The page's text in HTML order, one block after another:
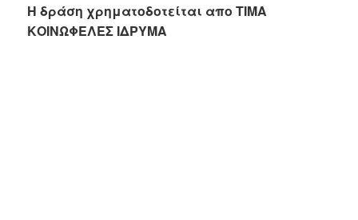
Η δράση χρηματοδοτείται απο ΤΙΜΑ
ΚΟΙΝΩΦΕΛΕΣ ΙΔΡΥΜΑ